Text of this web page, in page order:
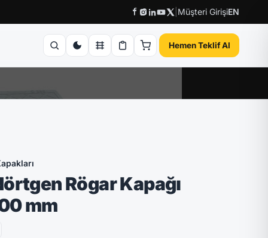
Müşteri GirişiEN
Hemen Teklif Al
Rögar Kapağı
mm